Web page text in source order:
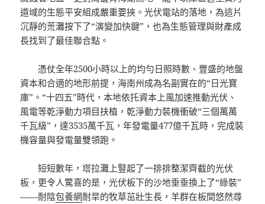
道域的生態平安組成嚴重要挾。光伏電站的落地，為這片
沉靜的荒灘按下了“演變加快鍵”，也為生態管理與財產成
長找到了最佳聯合點。
憑仗全年2500小時以上的均勻日照時數、豐盛的地盤
資本和合適的地形前提，海南州成為名副實在的“日光寶
庫”。“十四五”時代，本地依托資本上風加速推動光伏、
風電等乾淨動力項目扶植，乾淨動力裝機衝破“三個萬萬
千瓦級”，達3535萬千瓦，年發電量477億千瓦時，完成裝
機容量與發電量雙領跑。
短短數年，塔拉灘上豎起了一排排整潔齊截的光伏
板，更令人驚喜的是，光伏板下的沙地垂垂換上了“綠裝”
——耐陰包養網耐旱的牧草茁壯生長，羊群在板間悠然尋